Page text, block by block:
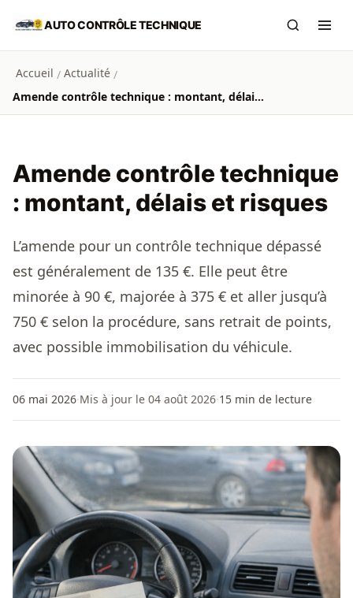
Aller au contenu principal
AUTO CONTRÔLE TECHNIQUE
Accueil / Actualité /
Amende contrôle technique : montant, délais et risques
Amende contrôle technique
: montant, délais et risques
L’amende pour un contrôle technique dépassé
est généralement de 135 €. Elle peut être
minorée à 90 €, majorée à 375 € et aller jusqu’à
750 € selon la procédure, sans retrait de points,
avec possible immobilisation du véhicule.
06 mai 2026·Mis à jour le 04 août 2026·15 min de lecture